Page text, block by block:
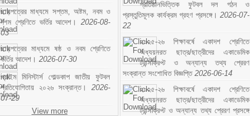
ছাড়পত্রের মাধ্যমে সপ্তম, অষ্টম, নবম ও
দশম শ্রেণিতে ভর্তির আদেশ। 2026-08-
03
ছাড়পত্রের মাধ্যমে ষষ্ঠ ও নবম শ্রেণিতে
ভর্তির আদেশ। 2026-07-30
প্রাইম মিনিস্টার্স গোল্ডকাপ জাতীয় ফুটবল
প্রতিযোগিতায় ২০২৬ সংক্রান্ত। 2026-
07-29
View more
প্রতিষ্ঠানভিত্তিক ফুটবল দল গঠন ও
প্রস্তুতিমূলক কার্যক্রম গ্রহণ প্রসঙ্গে। 2026-07-
22
২০২৫-২৬ শিক্ষাবর্ষে একাদশ শ্রেণিতে
অধ্যয়নরত ছাত্র/ছাত্রীদের একাডেমিক
ট্রান্সক্রিপ্ট ও অন্যান্য তথ্য প্রেরণ
সংক্রান্ত সংশোধিত বিজ্ঞপ্তি 2026-06-14
২০২৫-২৬ শিক্ষাবর্ষে একাদশ শ্রেণিতে
অধ্যয়নরত ছাত্র/ছাত্রীদের একাডেমিক
ট্রান্সক্রিপ্ট ও অন্যান্য তথ্য প্রেরণ প্রসঙ্গে